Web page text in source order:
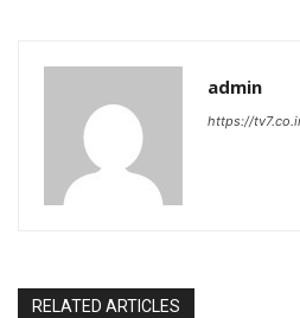
admin
https://
RELATED ARTICLES